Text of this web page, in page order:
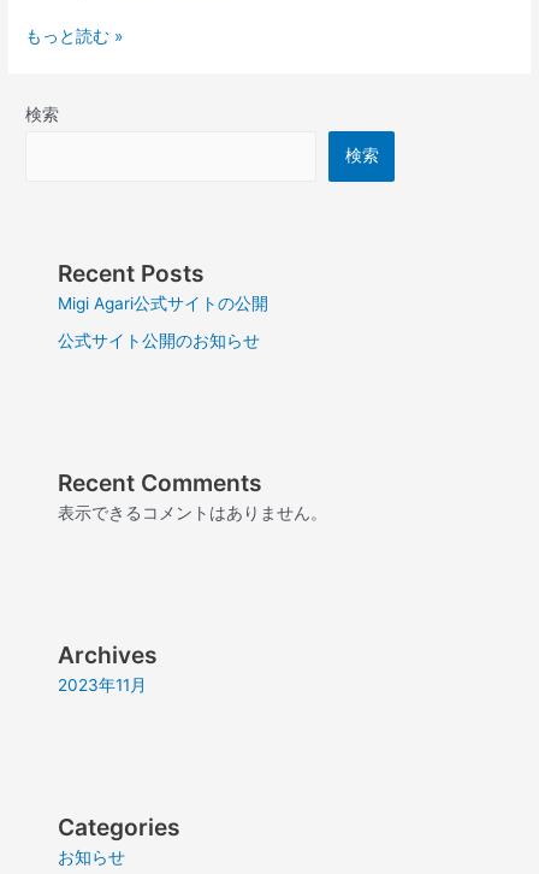
もっと読む »
検索
検索
Recent Posts
Migi Agari公式サイトの公開
公式サイト公開のお知らせ
Recent Comments
表示できるコメントはありません。
Archives
2023年11月
Categories
お知らせ